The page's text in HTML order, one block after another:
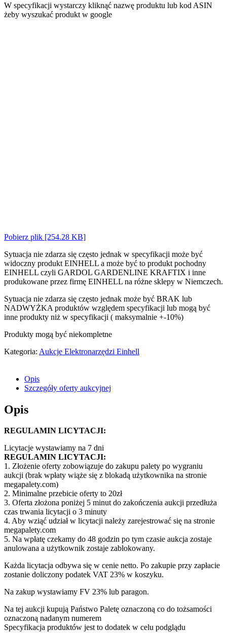
W specyfikacji wystarczy kliknąć nazwę produktu lub kod ASIN
żeby wyszukać produkt w google
Pobierz plik [254.28 KB]
Sytuacja nie zdarza się często jednak w specyfikacji może być
widoczny produkt EINHELL a może być to produkt pochodny
EINHELL czyli GARDOL GARDENLINE KRAFTIX i inne
produkowane przez firmę EINHELL na różne sklepy w Niemczech.
Sytuacja nie zdarza się często jednak może być BRAK lub
NADWYŻKA produktów względem specyfikacji lub mogą być
inne produkty niż w specyfikacji ( maksymalnie +-10%)
Produkty mogą być niekompletne
Kategoria: Aukcje Elektronarzędzi Einhell
Opis
Szczegóły oferty aukcyjnej
Opis
REGULAMIN LICYTACJI:
Licytacje wystawiamy na 7 dni
REGULAMIN LICYTACJI:
1. Złożenie oferty zobowiązuje do zakupu palety po wygraniu
aukcji (brak wpłaty wiąże się z blokadą użytkownika na stronie
megapalety.com)
2. Minimalne przebicie oferty to 20zł
3. Oferta złożona poniżej 5 minut do zakończenia aukcji przedłuża
czas trwania licytacji o 3 minuty
4. Aby wziąć udział w licytacji należy zarejestrować się na stronie
megapalety.com
5. Na wpłatę czekamy do 48 godzin po tym czasie aukcja zostaje
anulowana a użytkownik zostaje zablokowany.
Każda licytacja odbywa się w cenie netto. Po zakupie przy zapłacie
zostanie doliczony podatek VAT 23% w koszyku.
Na zakup wystawiamy FV 23% lub paragon.
Na tej aukcji kupują Państwo Paletę oznaczoną co do tożsamości
oznaczoną nadanym numerem
Specyfikacja produktów jest to dodatek w celu podglądu